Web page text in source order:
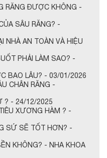
RĂNG ĐƯỢC KHÔNG -
SÂU RĂNG? -
NHÀ AN TOÀN VÀ HIỆU
PHẢI LÀM SAO? -
BAO LÂU? - 03/01/2026
CHÂN RĂNG -
? - 24/12/2025
XƯƠNG HÀM ? -
SỨ SẼ TỐT HƠN? -
KHÔNG? - NHA KHOA